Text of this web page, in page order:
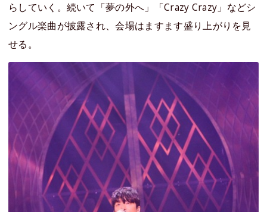
らしていく。続いて「夢の外へ」「Crazy Crazy」などシ
ングル楽曲が披露され、会場はますます盛り上がりを見
せる。